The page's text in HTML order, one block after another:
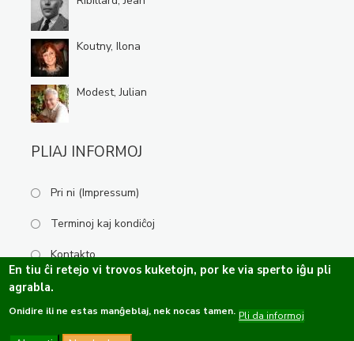
Koutny, Ilona
Modest, Julian
PLIAJ INFORMOJ
Pri ni (Impressum)
Terminoj kaj kondiĉoj
Kontakto
Kopirajto ©2019-2026 Esperanta Kulturservo · Ĉiuj rajtoj rezervitaj.
Dizajno deOPTASY
En tiu ĉi retejo vi trovos kuketojn, por ke via sperto iĝu pli
agrabla.
Onidire ili ne estas manĝeblaj, nek nocas tamen. Pli da informoj